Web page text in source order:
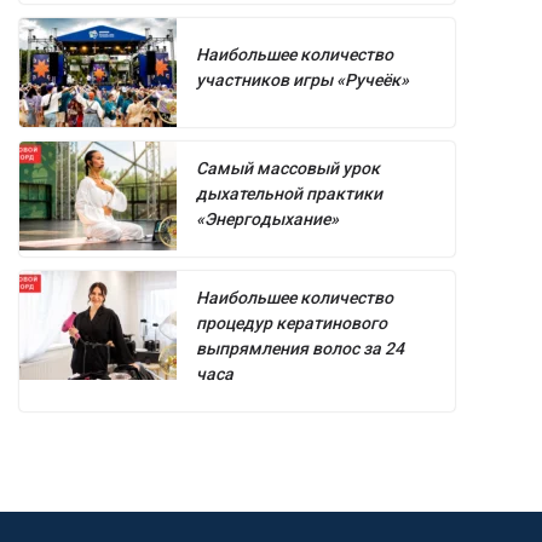
Наибольшее количество
участников игры «Ручеёк»
Самый массовый урок
дыхательной практики
«Энергодыхание»
Наибольшее количество
процедур кератинового
выпрямления волос за 24
часа